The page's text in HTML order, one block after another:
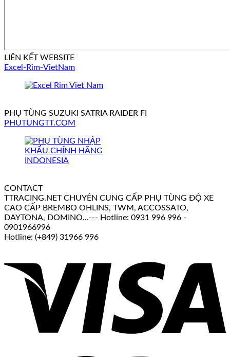
LIÊN KẾT WEBSITE
Excel-Rim-VietNam
PHỤ TÙNG SUZUKI SATRIA RAIDER FI
PHUTUNGTT.COM
CONTACT
TTRACING.NET CHUYÊN CUNG CẤP PHỤ TÙNG ĐỘ XE
CAO CẤP BREMBO OHLINS, TWM, ACCOSSATO,
DAYTONA, DOMINO...--- Hotline: 0931 996 996 -
0901966996
Hotline: (+849) 31966 996